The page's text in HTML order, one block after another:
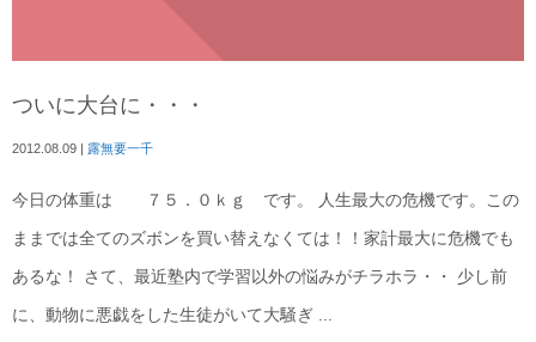
ついに大台に・・・
2012.08.09 露無要一千
今日の体重は ７５．０ｋｇ です。 人生最大の危機です。この
ままでは全てのズボンを買い替えなくては！！家計最大に危機でも
あるな！ さて、最近塾内で学習以外の悩みがチラホラ・・ 少し前
に、動物に悪戯をした生徒がいて大騒ぎ ...